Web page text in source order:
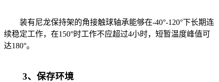
装有尼龙保持架的角接触球轴承能够在-40°-120°下长期连
续稳定工作，在150°时工作不应超过4小时，短暂温度峰值可
达180°。
3、保存环境